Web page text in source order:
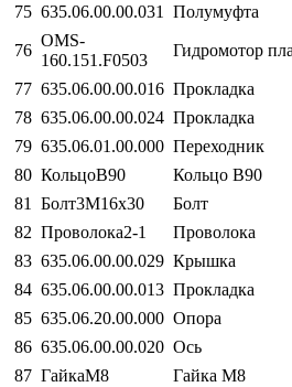
75 635.06.00.00.031 Полумуфта
76
ОМS-
160.151.F0503
Гидромотор
77 635.06.00.00.016 Прокладка
78 635.06.00.00.024 Прокладка
79 635.06.01.00.000 Переходник
80 КольцоВ90
Кольцо В90
81
Болт3М16х30
Болт
82 Проволока2-1
Проволока
83 635.06.00.00.029 Крышка
84 635.06.00.00.013 Прокладка
85 635.06.20.00.000 Опора
86 635.06.00.00.020 Ось
87 ГайкаМ8
Гайка М8